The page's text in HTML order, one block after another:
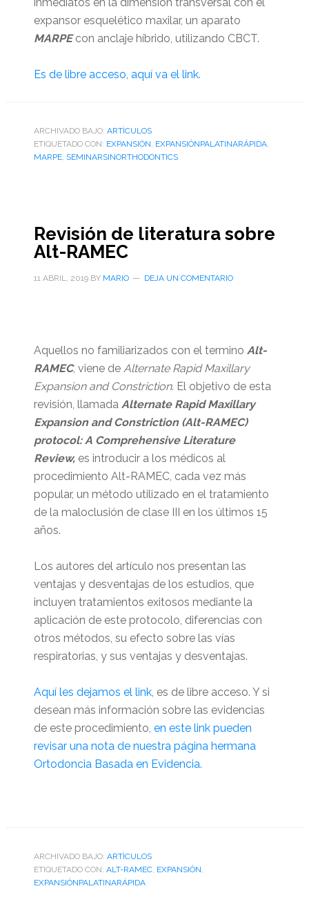
expansor esquelético maxilar, un aparato
MARPEcon anclaje híbrido, utilizando CBCT.
Es de libre acceso, aquí va el link.
ARCHIVADO BAJO: ARTÌCULOS
ETIQUETADO CON: EXPANSIÓN, EXPANSIÓNPALATINARÁPIDA,
MARPE, SEMINARSINORTHODONTICS
Revisión de literatura sobre
Alt-RAMEC
11 ABRIL, 2019BY MARIO DEJA UN COMENTARIO
Aquellos no familiarizados con el termino Alt-
RAMEC, viene de Alternate Rapid Maxillary
Expansion and Constriction. El objetivo de esta
revisión, llamada Alternate Rapid Maxillary
Expansion and Constriction (Alt-RAMEC)
protocol: A Comprehensive Literature
Review,es introducir a los médicos al
procedimiento Alt-RAMEC, cada vez más
popular, un método utilizado en el tratamiento
de la maloclusión de clase III en los últimos 15
años.
Los autores del artículo nos presentan las
ventajas y desventajas de los estudios, que
incluyen tratamientos exitosos mediante la
aplicación de este protocolo, diferencias con
otros métodos, su efecto sobre las vías
respiratorias, y sus ventajas y desventajas.
Aquí les dejamos el link, es de libre acceso. Y si
desean más información sobre las evidencias
de este procedimiento, en este link pueden
revisar una nota de nuestra página hermana
Ortodoncia Basada en Evidencia.
ARCHIVADO BAJO: ARTÌCULOS
ETIQUETADO CON: ALT-RAMEC, EXPANSIÓN,
EXPANSIÓNPALATINARÁPIDA